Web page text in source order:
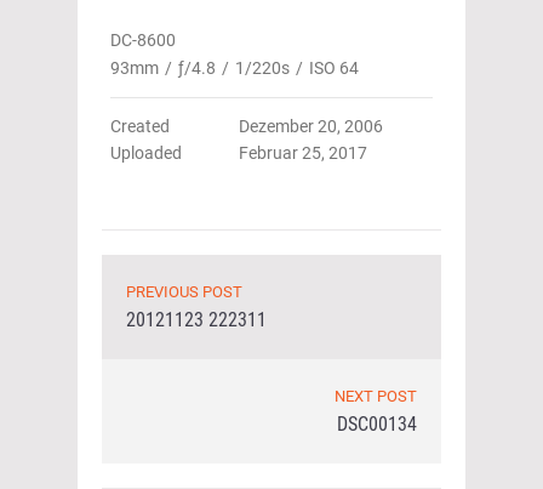
DC-8600
93mm / ƒ/4.8 / 1/220s / ISO 64
Created
Dezember 20, 2006
Uploaded
Februar 25, 2017
PREVIOUS POST
20121123 222311
NEXT POST
DSC00134